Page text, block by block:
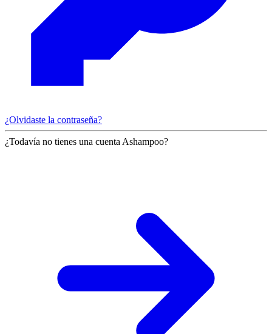
¿Olvidaste la contraseña?
¿Todavía no tienes una cuenta Ashampoo?